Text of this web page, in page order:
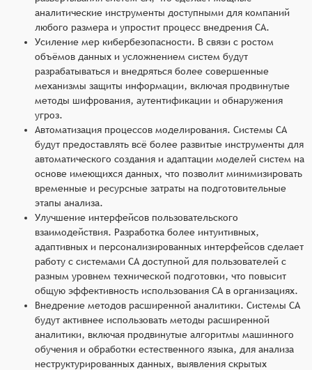
аналитические инструменты доступными для компаний
любого размера и упростит процесс внедрения СА.
Усиление мер кибербезопасности. В связи с ростом
объёмов данных и усложнением систем будут
разрабатываться и внедряться более совершенные
механизмы защиты информации, включая продвинутые
методы шифрования, аутентификации и обнаружения
угроз.
Автоматизация процессов моделирования. Системы СА
будут предоставлять всё более развитые инструменты для
автоматического создания и адаптации моделей систем на
основе имеющихся данных, что позволит минимизировать
временные и ресурсные затраты на подготовительные
этапы анализа.
Улучшение интерфейсов пользовательского
взаимодействия. Разработка более интуитивных,
адаптивных и персонализированных интерфейсов сделает
работу с системами СА доступной для пользователей с
разным уровнем технической подготовки, что повысит
общую эффективность использования СА в организациях.
Внедрение методов расширенной аналитики. Системы СА
будут активнее использовать методы расширенной
аналитики, включая продвинутые алгоритмы машинного
обучения и обработки естественного языка, для анализа
неструктурированных данных, выявления скрытых